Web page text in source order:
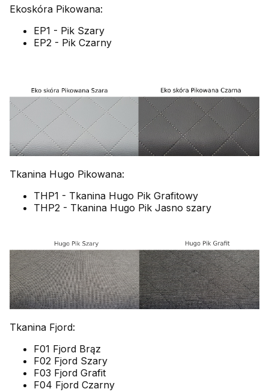
Ekoskóra Pikowana:
EP1 - Pik Szary
EP2 - Pik Czarny
Tkanina Hugo Pikowana:
THP1 - Tkanina Hugo Pik Grafitowy
THP2 - Tkanina Hugo Pik Jasno szary
Tkanina Fjord:
F01 Fjord Brąz
F02 Fjord Szary
F03 Fjord Grafit
F04 Fjord Czarny